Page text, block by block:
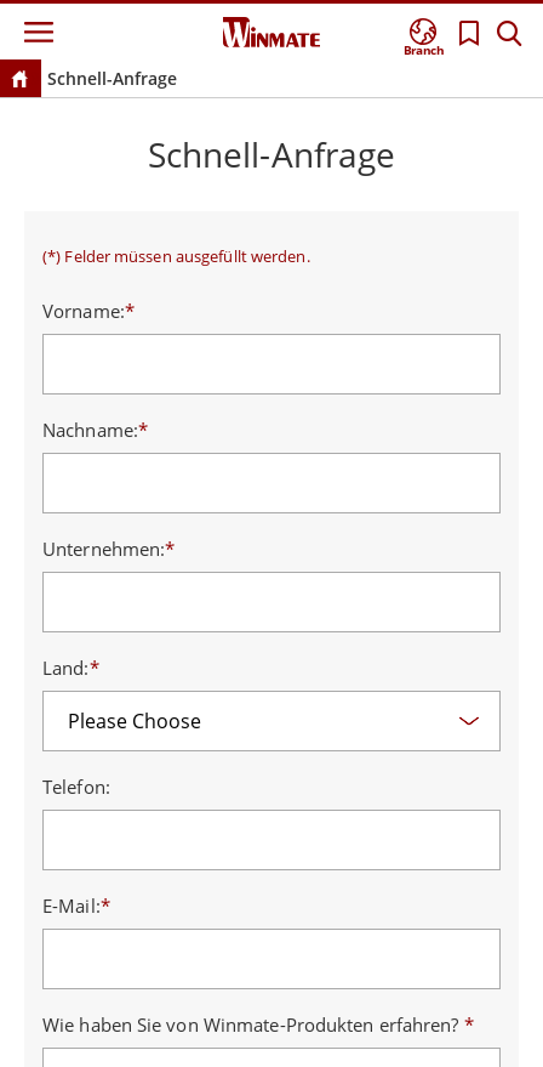
Branch
Schnell-Anfrage
Schnell-Anfrage
(*) Felder müssen ausgefüllt werden.
Vorname:*
Nachname:*
Unternehmen:*
Land:*
Telefon:
E-Mail:*
Wie haben Sie von Winmate-Produkten erfahren? *